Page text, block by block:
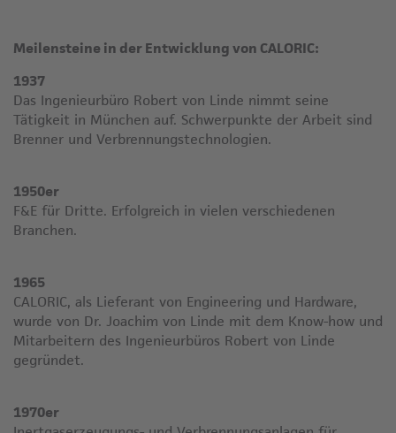
Meilensteine in der Entwicklung von CALORIC:
1937
Das Ingenieurbüro Robert von Linde nimmt seine
Tätigkeit in München auf. Schwerpunkte der Arbeit sind
Brenner und Verbrennungstechnologien.
1950er
F&E für Dritte. Erfolgreich in vielen verschiedenen
Branchen.
1965
CALORIC, als Lieferant von Engineering und Hardware,
wurde von Dr. Joachim von Linde mit dem Know-how und
Mitarbeitern des Ingenieurbüros Robert von Linde
gegründet.
1970er